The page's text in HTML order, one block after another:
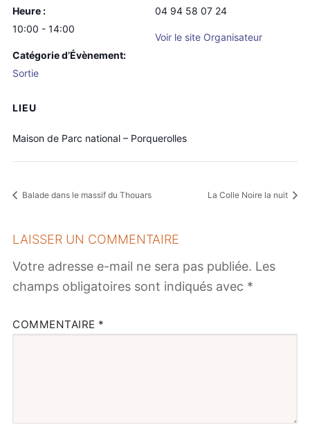
Heure :
10:00 - 14:00
Catégorie d’Évènement:
Sortie
LIEU
Maison de Parc national – Porquerolles
04 94 58 07 24
Voir le site Organisateur
Balade dans le massif du Thouars La Colle Noire la nuit
LAISSER UN COMMENTAIRE
Votre adresse e-mail ne sera pas publiée. Les
champs obligatoires sont indiqués avec *
COMMENTAIRE *